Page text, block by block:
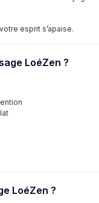
esprit s’apaise.
LoéZen ?
LoéZen ?